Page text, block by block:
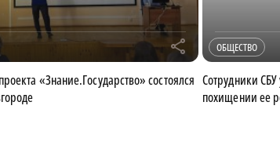
r
«Знание.Государство» состоялся
ОБЩЕСТВО
Сотрудники
похищении ее